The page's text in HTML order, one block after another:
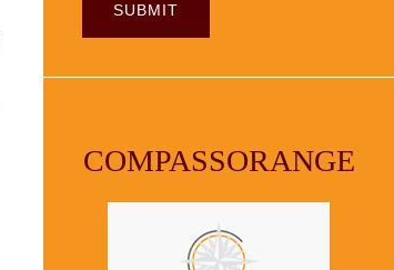
COMPASSORANGE